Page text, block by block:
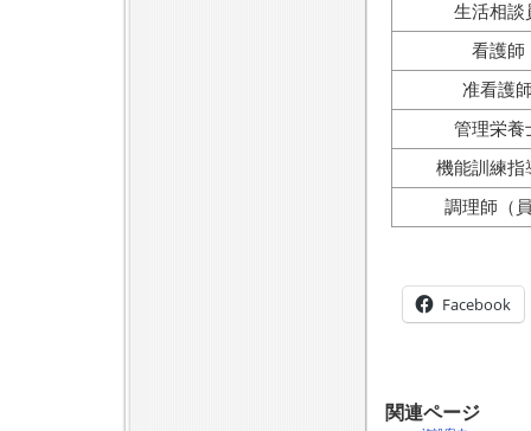
生活相談
看護師
准看護
管理栄養
機能訓練指
調理師（
Facebook
関連ページ